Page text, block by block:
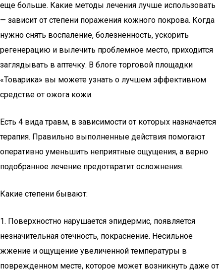
еще больше. Какие методы лечения лучше использовать
— зависит от степени поражения кожного покрова. Когда
нужно снять воспаление, болезненность, ускорить
регенерацию и вылечить проблемное место, приходится
заглядывать в аптечку. В блоге торговой площадки
«Товарика» вы можете узнать о лучшем эффективном
средстве от ожога кожи.
Есть 4 вида травм, в зависимости от которых назначается
терапия. Правильно выполненные действия помогают
оперативно уменьшить неприятные ощущения, а верно
подобранное лечение предотвратит осложнения.
Какие степени бывают:
1. Поверхностно нарушается эпидермис, появляется
незначительная отечность, покраснение. Несильное
жжение и ощущение увеличенной температуры в
поврежденном месте, которое может возникнуть даже от